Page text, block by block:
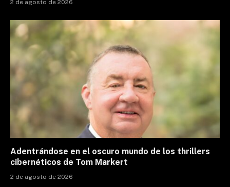
2 de agosto de 2026
Adentrándose en el oscuro mundo de los thrillers
cibernéticos de Tom Markert
2 de agosto de 2026